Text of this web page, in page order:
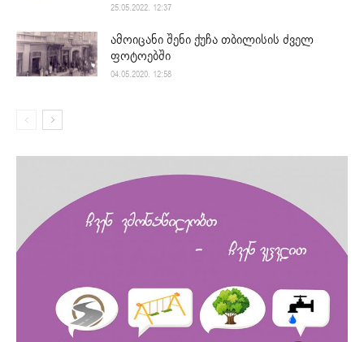
25.05.2022. 12:37
ამოიცანი შენი ქუჩა თბილისის ძველ
ფოტოებში
04.05.2020. 12:58